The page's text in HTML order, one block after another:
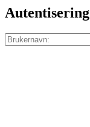
Autentisering